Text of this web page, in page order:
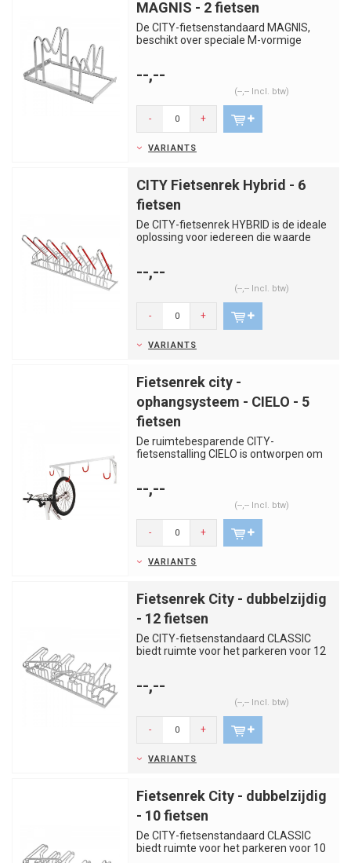
MAGNIS - 2 fietsen
De CITY-fietsenstandaard MAGNIS,
beschikt over speciale M-vormige
--,--
(--,-- Incl. btw)
- +
VARIANTS
CITY Fietsenrek Hybrid - 6
fietsen
De CITY-fietsenrek HYBRID is de ideale
oplossing voor iedereen die waarde
--,--
(--,-- Incl. btw)
- +
VARIANTS
Fietsenrek city -
ophangsysteem - CIELO - 5
fietsen
De ruimtebesparende CITY-
fietsenstalling CIELO is ontworpen om
--,--
(--,-- Incl. btw)
- +
VARIANTS
Fietsenrek City - dubbelzijdig
- 12 fietsen
De CITY-fietsenstandaard CLASSIC
biedt ruimte voor het parkeren voor 12
--,--
(--,-- Incl. btw)
- +
VARIANTS
Fietsenrek City - dubbelzijdig
- 10 fietsen
De CITY-fietsenstandaard CLASSIC
biedt ruimte voor het parkeren voor 10